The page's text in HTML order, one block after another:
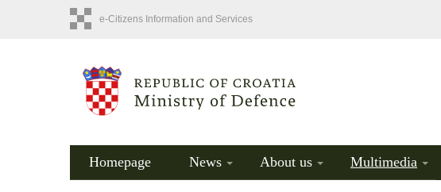
e-Citizens Information and Services
Homepage News About us Multimedia